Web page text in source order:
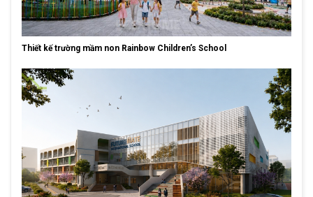
Thiết kế trường mầm non Rainbow Children’s School